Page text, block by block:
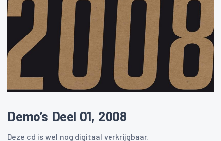
Demo’s Deel 01, 2008
Deze cd is wel nog digitaal verkrijgbaar.